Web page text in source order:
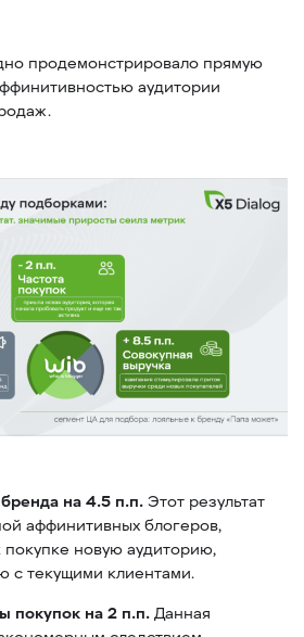
продемонстрировало прямую
аудитории
на 4.5 п.п. Этот результат
аффинитивных блогеров,
новую аудиторию,
с текущими клиентами.
покупок на 2 п.п. Данная